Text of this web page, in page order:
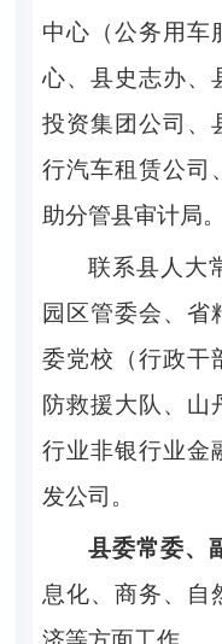
中心（公务用车
心、县史志办、
投资集团公司、
行汽车租赁公司
助分管县审计局。
联系县人大
园区管委会、省
委党校（行政干
防救援大队、山
行业非银行业金
发公司。
县委常委、
息化、商务、自